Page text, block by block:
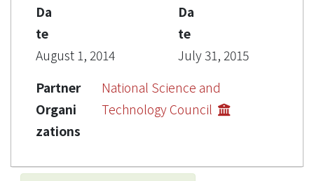
Da
te
August 1, 2014
Da
te
July 31, 2015
Partner
Organi
zations
National Science and
Technology Council